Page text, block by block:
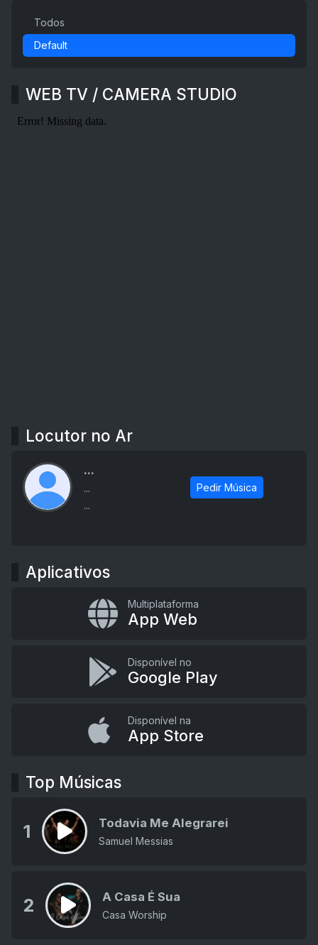
Todos
Default
WEB TV / CAMERA STUDIO
Locutor no Ar
...
...
...
Pedir Música
Aplicativos
Multiplataforma
App Web
Disponível no
Google Play
Disponível na
App Store
Top Músicas
1 Todavia Me Alegrarei
Samuel Messias
2 A Casa É Sua
Casa Worship